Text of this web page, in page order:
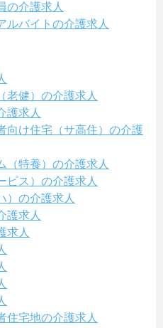
の介護求人
ルバイトの介護求人
老健）の介護求人
護求人
向け住宅（サ高住）の介護
（特養）の介護求人
ビス）の介護求人
）の介護求人
護求人
求人
住宅地の介護求人